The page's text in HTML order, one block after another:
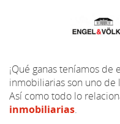
¡Qué ganas teníamos
inmobiliarias son uno de
Así como todo lo
inmobiliarias.